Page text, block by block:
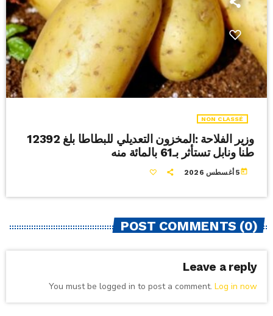
NON CLASSÉ
وزير الفلاحة :المخزون التعديلي للبطاطا بلغ 12392
طنا ونابل تستأثر بـ61 بالمائة منه
today5 أغسطس 2026
POST COMMENTS (0)
Leave a reply
You must be logged in to post a comment. Log in now